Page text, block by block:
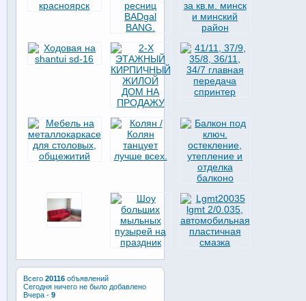
Всего 20116объявлений
Сегодня ничего не было добавлено
Вчера - 9